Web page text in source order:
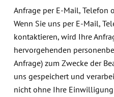
Anfrage per E-Mail, Telefon
Wenn Sie uns per E-Mail,
kontaktieren, wird Ihre
hervorgehenden
Anfrage) zum Zwecke der
uns gespeichert und
nicht ohne Ihre